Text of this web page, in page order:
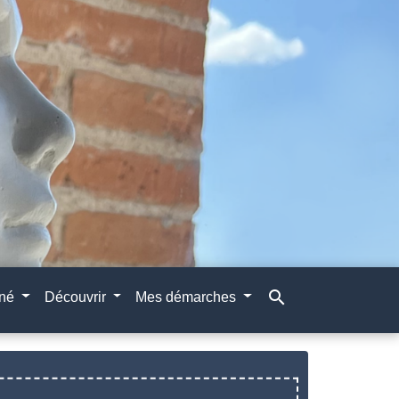
Découvrir Mes démarches search